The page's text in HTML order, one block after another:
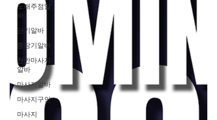
노래주점알
바
단기알바
중장기알바
천안마사지
알바
마사지알바
마사지구인
마사지